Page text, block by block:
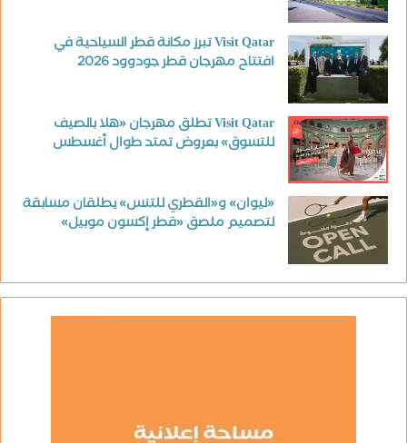
Visit Qatar تبرز مكانة قطر السياحية في
افتتاح مهرجان قطر جودوود 2026
Visit Qatar تطلق مهرجان «هلا بالصيف
للتسوق» بعروض تمتد طوال أغسطس
«ليوان» و«القطري للتنس» يطلقان مسابقة
لتصميم ملصق «قطر إكسون موبيل»